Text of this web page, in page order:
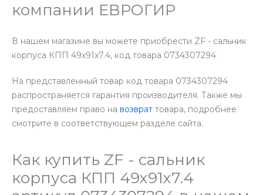
компании ЕВРОГИР
В нашем магазине вы можете приобрести ZF - сальник
корпуса КПП 49х91х7.4, код товара 0734307294
На представленный товар код товара 0734307294
распространяется гарантия производителя. Также мы
предоставляем право на возврат товара, подробнее
смотрите в соответствующем разделе сайта.
Как купить ZF - сальник
корпуса КПП 49х91х7.4